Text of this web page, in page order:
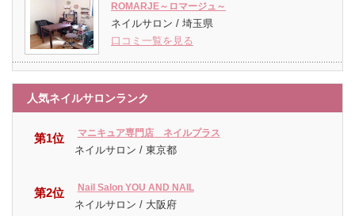
ROMARJE～ロマージュ～
ネイルサロン / 埼玉県
口コミ一覧を見る
人気ネイルサロンランク
第1位 マニキュア専門店 ネイルプラス
ネイルサロン / 東京都
第2位 Nail Salon YOU AND NAIL
ネイルサロン / 大阪府